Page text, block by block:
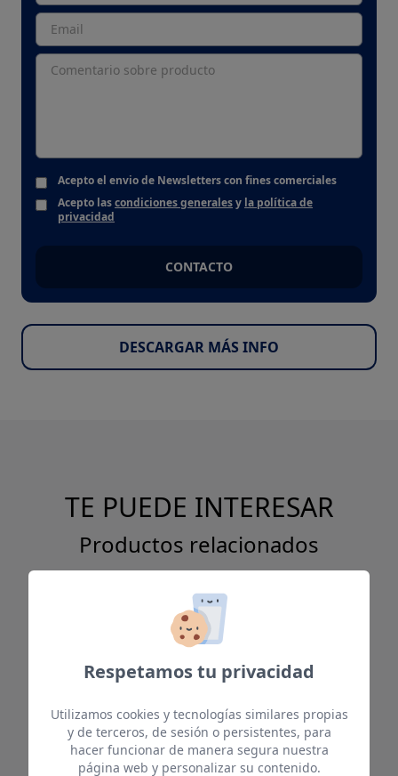
Acepto el envio de Newsletters con fines comerciales
Acepto lascondiciones generalesy la política de
privacidad
CONTACTO
DESCARGAR MÁS INFO
TE PUEDE INTERESAR
Productos relacionados
Respetamos tu privacidad
Utilizamos cookies y tecnologías similares propias
y de terceros, de sesión o persistentes, para
hacer funcionar de manera segura nuestra
página web y personalizar su contenido.